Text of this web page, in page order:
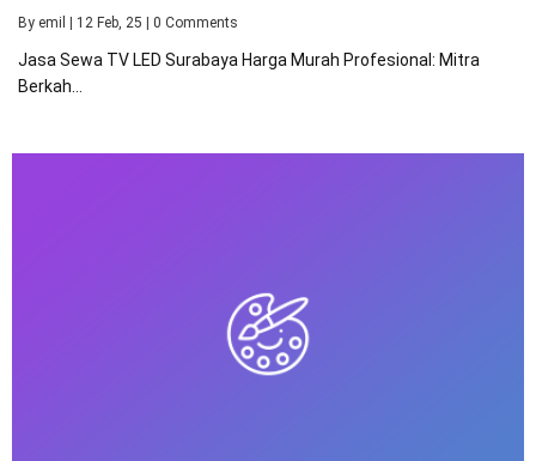
By emil 12 Feb, 25 0 Comments
Jasa Sewa TV LED Surabaya Harga Murah Profesional: Mitra
Berkah…